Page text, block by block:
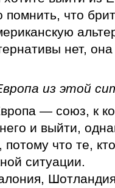
что
нет, она
из этой
— союз, к
и выйти,
что те,
ситуации.